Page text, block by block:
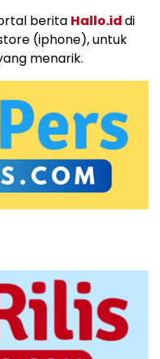
berita Hallo.iddi
(iphone), untuk
menarik.